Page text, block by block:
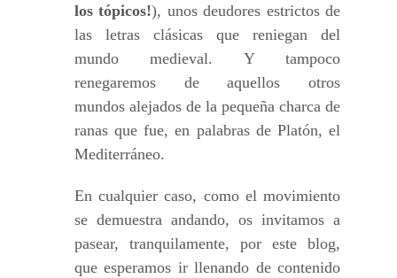
los tópicos!), unos deudores estrictos de
las letras clásicas que reniegan del
mundo medieval. Y tampoco
renegaremos de aquellos otros
mundos alejados de la pequeña charca de
ranas que fue, en palabras de Platón, el
Mediterráneo.
En cualquier caso, como el movimiento
se demuestra andando, os invitamos a
pasear, tranquilamente, por este blog,
que esperamos ir llenando de contenido